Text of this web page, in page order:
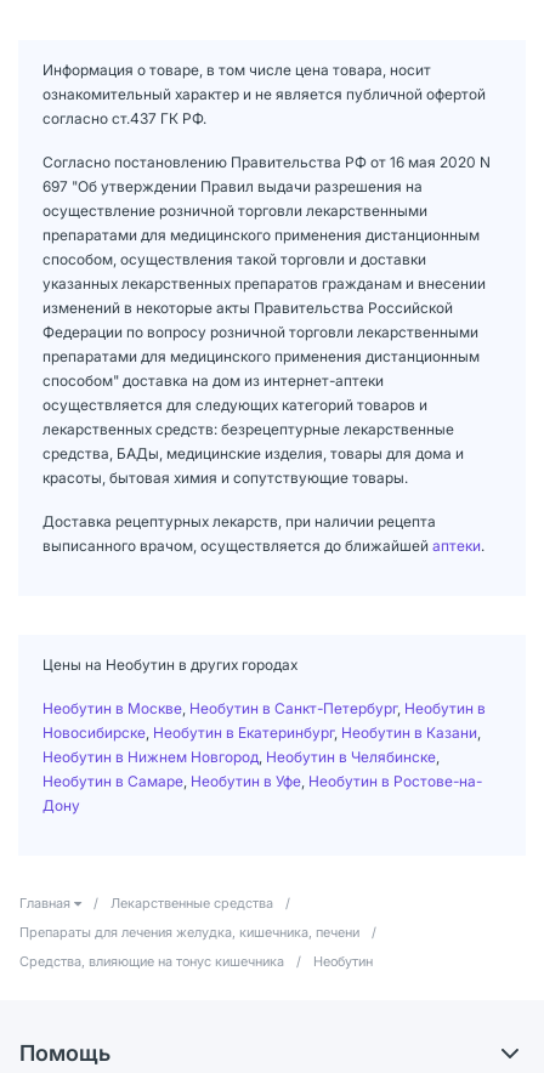
Информация о товаре, в том числе цена товара, носит
ознакомительный характер и не является публичной офертой
согласно ст.437 ГК РФ.
Согласно постановлению Правительства РФ от 16 мая 2020 N
697 "Об утверждении Правил выдачи разрешения на
осуществление розничной торговли лекарственными
препаратами для медицинского применения дистанционным
способом, осуществления такой торговли и доставки
указанных лекарственных препаратов гражданам и внесении
изменений в некоторые акты Правительства Российской
Федерации по вопросу розничной торговли лекарственными
препаратами для медицинского применения дистанционным
способом" доставка на дом из интернет-аптеки
осуществляется для следующих категорий товаров и
лекарственных средств: безрецептурные лекарственные
средства, БАДы, медицинские изделия, товары для дома и
красоты, бытовая химия и сопутствующие товары.
Доставка рецептурных лекарств, при наличии рецепта
выписанного врачом, осуществляется до ближайшей аптеки.
Цены на Необутин в других городах
Необутин в Москве Необутин в Санкт-Петербург, Необутин в
Новосибирске Необутин в Екатеринбург, Необутин в Казани
Необутин в Нижнем Новгород Необутин в Челябинске
Необутин в Самаре Необутин в Уфе Необутин в Ростове-на-
Дону
Главная / Лекарственные средства
/
Препараты для лечения желудка, кишечника, печени
/
Средства, влияющие на тонус кишечника
/ Необутин
Помощь